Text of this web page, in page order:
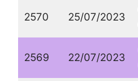
2570 25/07/2023
2569 22/07/2023